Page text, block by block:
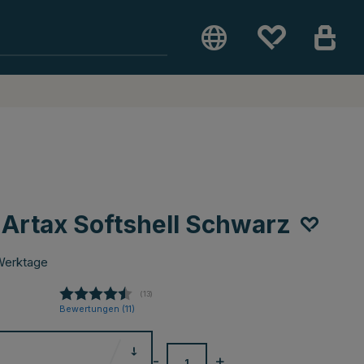
Softshell Schwarz
(abgegebene bewertungen:
13)
Bewertungen (11)